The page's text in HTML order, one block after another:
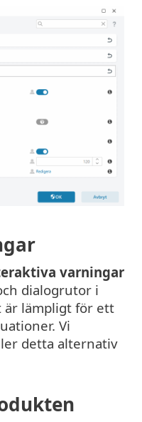
varningar
dialogrutor i
är lämpligt för ett
Vi
detta alternativ